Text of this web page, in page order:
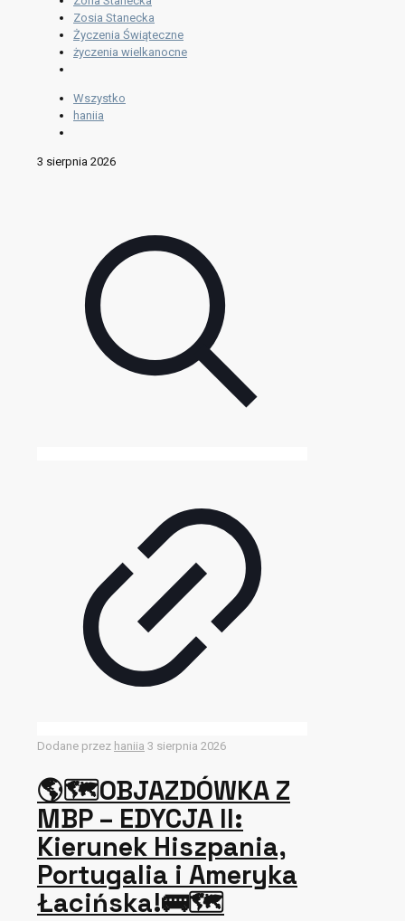
Zosia Stanecka
Życzenia Świąteczne
życzenia wielkanocne
Wszystko
haniia
3 sierpnia 2026
Dodane przez haniia 3 sierpnia 2026
🌎🗺OBJAZDÓWKA Z
MBP – EDYCJA II:
Kierunek Hiszpania,
Portugalia i Ameryka
Łacińska!🚌🗺